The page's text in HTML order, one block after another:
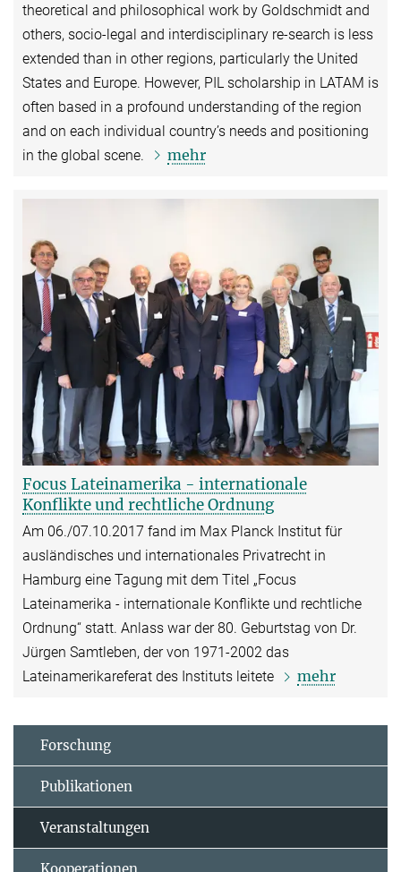
theoretical and philosophical work by Goldschmidt and
others, socio-legal and interdisciplinary re-search is less
extended than in other regions, particularly the United
States and Europe. However, PIL scholarship in LATAM is
often based in a profound understanding of the region
and on each individual country’s needs and positioning
in the global scene.
mehr
Focus Lateinamerika - internationale
Konflikte und rechtliche Ordnung
Am 06./07.10.2017 fand im Max Planck Institut für
ausländisches und internationales Privatrecht in
Hamburg eine Tagung mit dem Titel „Focus
Lateinamerika - internationale Konflikte und rechtliche
Ordnung“ statt. Anlass war der 80. Geburtstag von Dr.
Jürgen Samtleben, der von 1971-2002 das
Lateinamerikareferat des Instituts leitete
mehr
Forschung
Publikationen
Veranstaltungen